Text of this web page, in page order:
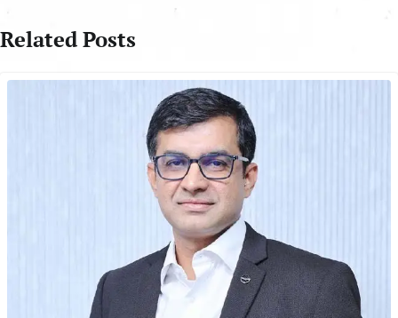
Related Posts